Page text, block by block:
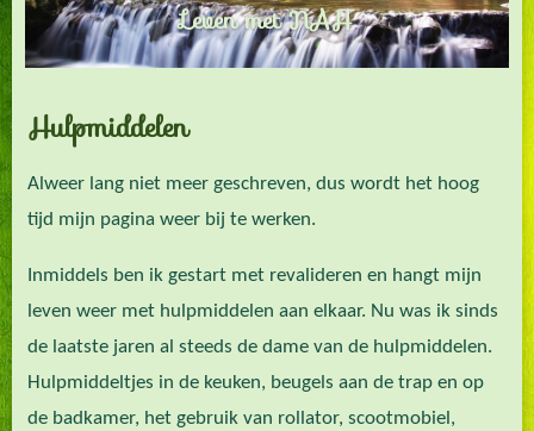
Leven met NAH
Hulpmiddelen
Alweer lang niet meer geschreven, dus wordt het hoog
tijd mijn pagina weer bij te werken.
Inmiddels ben ik gestart met revalideren en hangt mijn
leven weer met hulpmiddelen aan elkaar. Nu was ik sinds
de laatste jaren al steeds de dame van de hulpmiddelen.
Hulpmiddeltjes in de keuken, beugels aan de trap en op
de badkamer, het gebruik van rollator, scootmobiel,